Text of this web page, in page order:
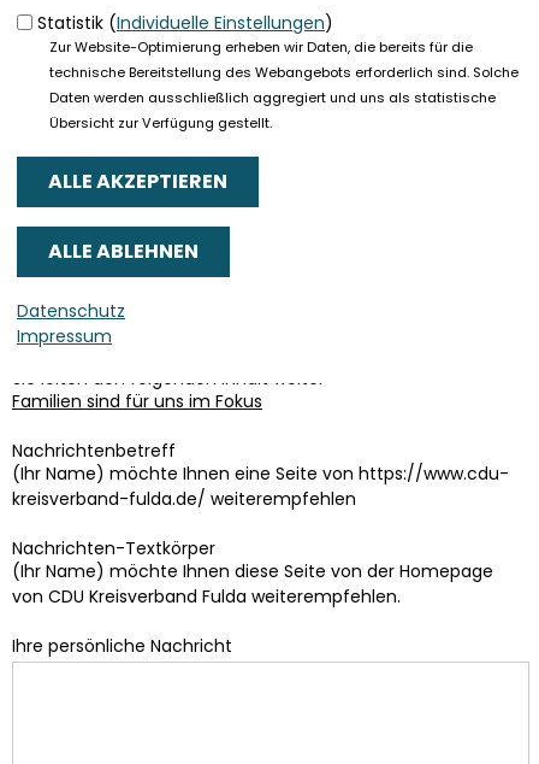
Eigener Name*
Senden an*
Sie können mehrere Empfänger mit Komma getrennt eingeben.
Sie leiten den folgenden Inhalt weiter
Familien sind für uns im Fokus
Nachrichtenbetreff
(Ihr Name) möchte Ihnen eine Seite von https://www.cdu-
kreisverband-fulda.de/ weiterempfehlen
Nachrichten-Textkörper
(Ihr Name) möchte Ihnen diese Seite von der Homepage
von CDU Kreisverband Fulda weiterempfehlen.
Ihre persönliche Nachricht
Statistik (Individuelle Einstellungen)
Zur Website-Optimierung erheben wir Daten, die bereits für die
technische Bereitstellung des Webangebots erforderlich sind. Solche
Daten werden ausschließlich aggregiert und uns als statistische
Übersicht zur Verfügung gestellt.
Datenschutz
Impressum